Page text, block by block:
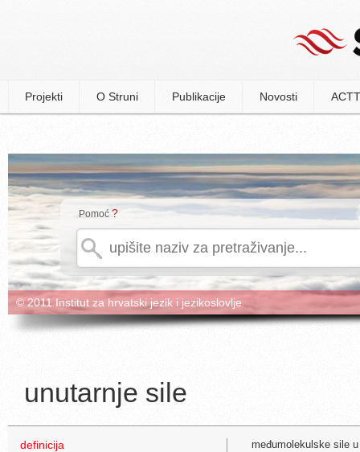
Projekti O Struni Publikacije Novosti
Pomoć ?
© 2011 Institut za hrvatski jezik i jezikoslovlje
unutarnje sile
definicija međumolekulske sile